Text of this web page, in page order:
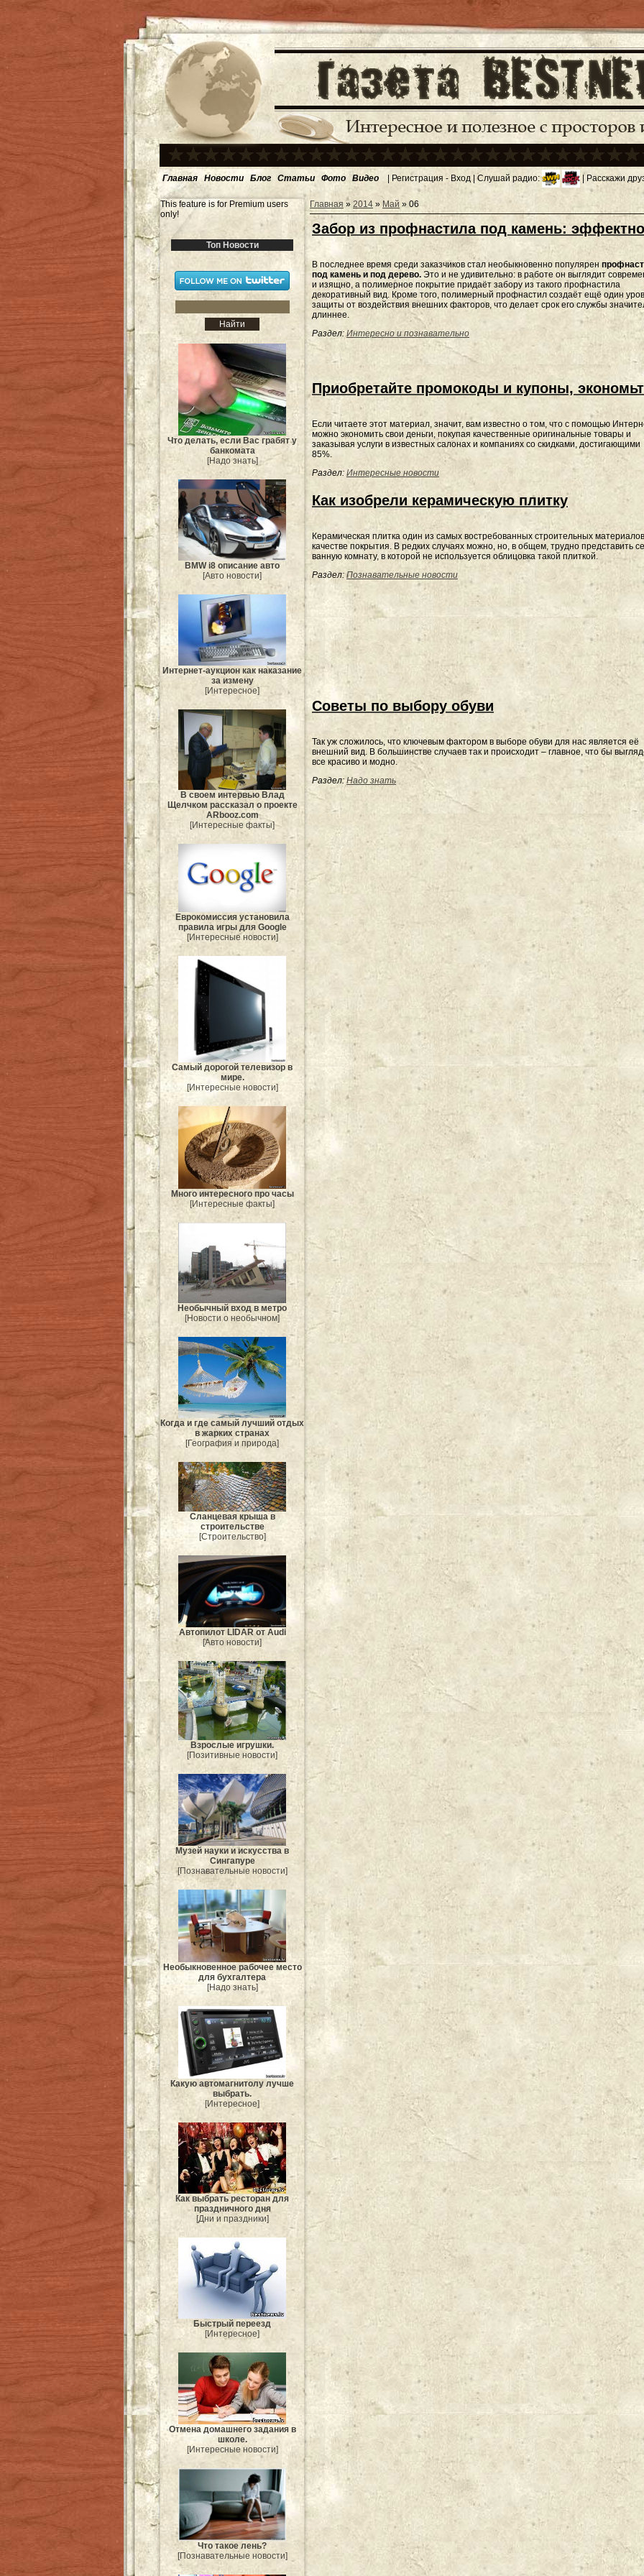
Главная Новости Блог Статьи Фото Видео | Регистрация - Вход | Слушай радио: | Расскажи
This feature is for Premium users
only!
Топ Новости
Что делать, если Вас грабят у
банкомата
[Надо знать]
BMW i8 описание авто
[Авто новости]
Интернет-аукцион как наказание
за измену
[Интересное]
В своем интервью Влад
Щелчком рассказал о проекте
ARbooz.com
[Интересные факты]
Еврокомиссия установила
правила игры для Google
[Интересные новости]
Самый дорогой телевизор в
мире.
[Интересные новости]
Много интересного про часы
[Интересные факты]
Необычный вход в метро
[Новости о необычном]
Когда и где самый лучший отдых
в жарких странах
[География и природа]
Сланцевая крыша в
строительстве
[Строительство]
Автопилот LIDAR от Audi
[Авто новости]
Взрослые игрушки.
[Позитивные новости]
Музей науки и искусства в
Сингапуре
[Познавательные новости]
Необыкновенное рабочее место
для бухгалтера
[Надо знать]
Какую автомагнитолу лучше
выбрать.
[Интересное]
Как выбрать ресторан для
праздничного дня
[Дни и праздники]
Быстрый переезд
[Интересное]
Отмена домашнего задания в
школе.
[Интересные новости]
Что такое лень?
[Познавательные новости]
Главная » 2014 » Май » 06
Забор из профнастила под камень:
В последнее время среди заказчиков стал необыкновенно популярен
под камень и под дерево. Это и не удивительно: в работе он выглядит
и изящно, а полимерное покрытие придаёт забору из такого профнастила
декоративный вид. Кроме того, полимерный профнастил создаёт ещё один
защиты от воздействия внешних факторов, что делает срок его службы
длиннее.
Раздел: Интересно и познавательно
Приобретайте промокоды и купоны,
Если читаете этот материал, значит, вам известно о том, что с помощью
можно экономить свои деньги, покупая качественные оригинальные товары и
заказывая услуги в известных салонах и компаниях со скидками, достигающими
85%.
Раздел: Интересные новости
Как изобрели керамическую плитку
Керамическая плитка один из самых востребованных строительных
качестве покрытия. В редких случаях можно, но, в общем, трудно представить
ванную комнату, в которой не используется облицовка такой плиткой.
Раздел: Познавательные новости
Советы по выбору обуви
Так уж сложилось, что ключевым фактором в выборе обуви для нас является её
внешний вид. В большинстве случаев так и происходит – главное, что бы
все красиво и модно.
Раздел: Надо знать